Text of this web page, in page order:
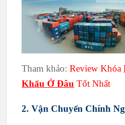
Tham khảo:Review Khóa
Khẩu Ở Đâu Tốt Nhất
2. Vận Chuyển Chính